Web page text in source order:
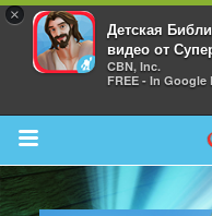
×
Детская
видео от
CBN, Inc.
FREE - In Google